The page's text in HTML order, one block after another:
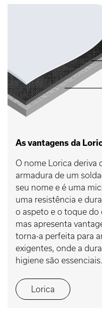
As vantagens da
O nome Lorica deriva
armadura de um
seu nome e é uma
uma resistência e
o aspeto e o toque
mas apresenta
torna-a perfeita para
exigentes, onde a
higiene são essenciais.
Lorica